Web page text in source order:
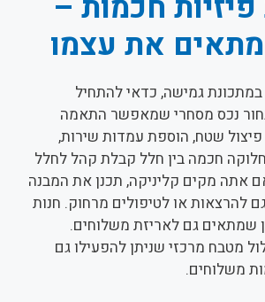
את עצמו
גמישה, כדאי להתחיל
נכס מסחרי שמאפשר התאמה
שטח, הוספת עמדות שירות,
חכמה בין חלל קבלת קהל לחלל
אתה מקים קליניקה, תכנן את המבנה
להרצאות או לטיפולים מרחוק. חנות
שמתאים גם לאריזת משלוחים.
מטבח מרכזי שניתן להפעילו גם
משלוחים.